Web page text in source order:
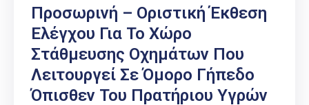
Προσωρινή – Οριστική Έκθεση
Ελέγχου Για Το Χώρο
Στάθμευσης Οχημάτων Που
Λειτουργεί Σε Όμορο Γήπεδο
Όπισθεν Του Πρατήριου Υγρών